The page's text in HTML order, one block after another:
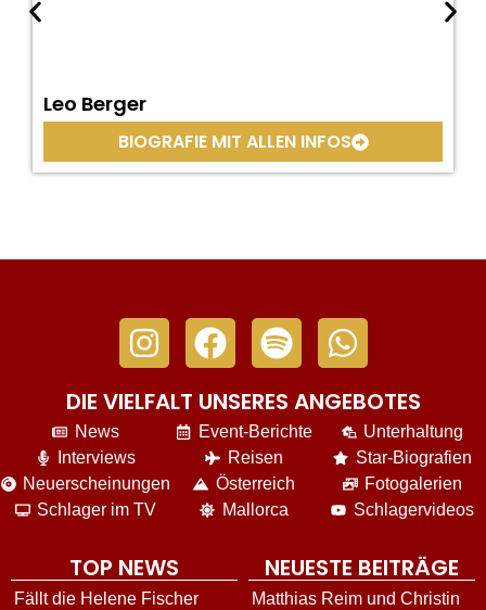
Leo Berger
BIOGRAFIE MIT ALLEN INFOS
DIE VIELFALT UNSERES ANGEBOTES
News
Interviews
Neuerscheinungen
Schlager im TV
Event-Berichte
Reisen
Österreich
Mallorca
Unterhaltung
Star-Biografien
Fotogalerien
Schlagervideos
TOP NEWS
Fällt die Helene Fischer
NEUESTE BEITRÄGE
Matthias Reim und Christin